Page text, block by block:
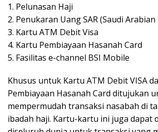
1. Pelunasan Haji
2. Penukaran Uang SAR (Saudi Arabian
3. Kartu ATM Debit Visa
4. Kartu Pembiayaan Hasanah Card
5. Fasilitas e-channel BSI Mobile
Khusus untuk Kartu ATM Debit VISA
Pembiayaan Hasanah Card ditujukan
mempermudah transaksi nasabah di
ibadah haji. Kartu-kartu ini juga dapat